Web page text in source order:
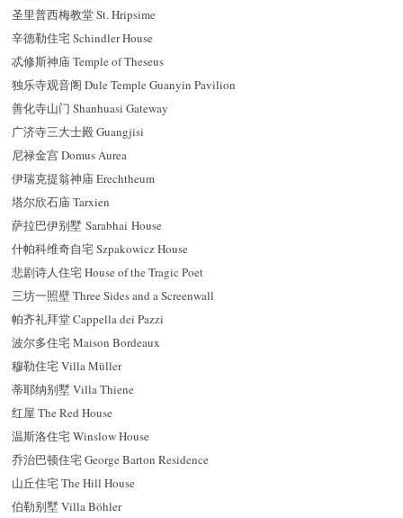
圣里普西梅教堂 St. Hripsime
辛德勒住宅 Schindler House
忒修斯神庙 Temple of Theseus
独乐寺观音阁 Dule Temple Guanyin Pavilion
善化寺山门 Shanhuasi Gateway
广济寺三大士殿 Guangjisi
尼禄金宫 Domus Aurea
伊瑞克提翁神庙 Erechtheum
塔尔欣石庙 Tarxien
萨拉巴伊别墅 Sarabhai House
什帕科维奇自宅 Szpakowicz House
悲剧诗人住宅 House of the Tragic Poet
三坊一照壁 Three Sides and a Screenwall
帕齐礼拜堂 Cappella dei Pazzi
波尔多住宅 Maison Bordeaux
穆勒住宅 Villa Müller
蒂耶纳别墅 Villa Thiene
红屋 The Red House
温斯洛住宅 Winslow House
乔治巴顿住宅 George Barton Residence
山丘住宅 The Hill House
伯勒别墅 Villa Böhler